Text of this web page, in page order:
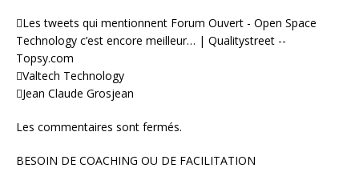
Les tweets qui mentionnent Forum Ouvert - Open Space
Technology c’est encore meilleur… | Qualitystreet --
Topsy.com
Valtech Technology
Jean Claude Grosjean
Les commentaires sont fermés.
BESOIN DE COACHING OU DE FACILITATION